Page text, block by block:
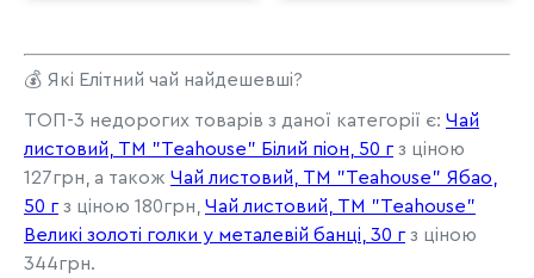
💰 Які Елітний чай найдешевші?
ТОП-3 недорогих товарів з даної категорії є: Чай
листовий, ТМ "Teahouse" Білий піон, 50 г з ціною
127грн, а також Чай листовий, ТМ "Teahouse" Ябао,
50 г з ціною 180грн, Чай листовий, ТМ "Teahouse"
Великі золоті голки у металевій банці, 30 г з ціною
344грн.